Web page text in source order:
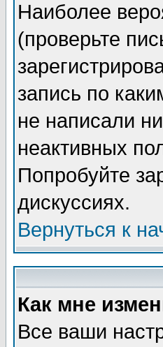
Наиболее
(проверьте
запись по
не написали
неактивных
Попробуйте
дискуссиях.
Вернуться к
Как мне
Все ваши